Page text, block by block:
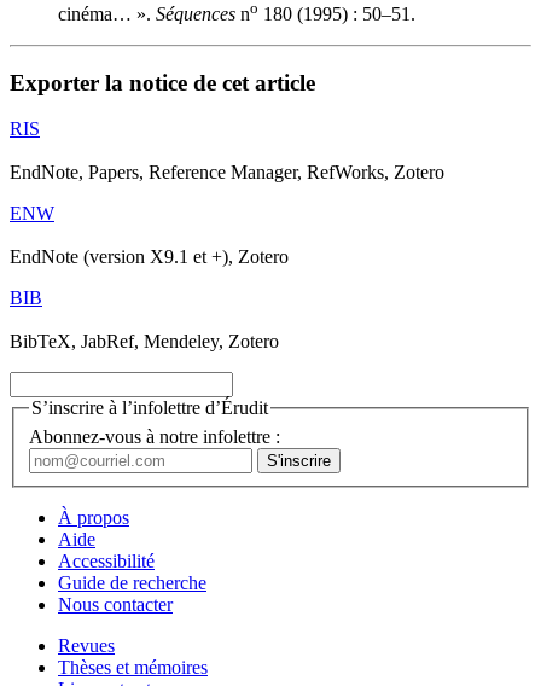
cinéma… ». Séquences no 180 (1995) : 50–51.
Exporter la notice de cet article
RIS
EndNote, Papers, Reference Manager, RefWorks, Zotero
ENW
EndNote (version X9.1 et +), Zotero
BIB
BibTeX, JabRef, Mendeley, Zotero
S’inscrire à l’infolettre d’Érudit
Abonnez-vous à notre infolettre :
À propos
Aide
Accessibilité
Guide de recherche
Nous contacter
Revues
Thèses et mémoires